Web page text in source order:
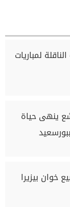
لمباريات
ينهى حياة
خوان بيزيرا